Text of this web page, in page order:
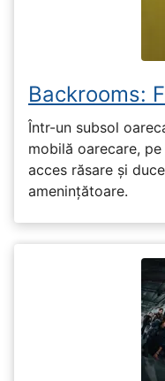
Backrooms:
Într-un subsol
mobilă oarecare,
acces răsare și
amenințătoare.